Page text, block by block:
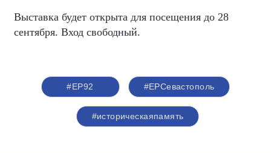
Выставка будет открыта для посещения до 28
сентября. Вход свободный.
#ЕР92 #ЕРСевастополь
#историческаяпамять